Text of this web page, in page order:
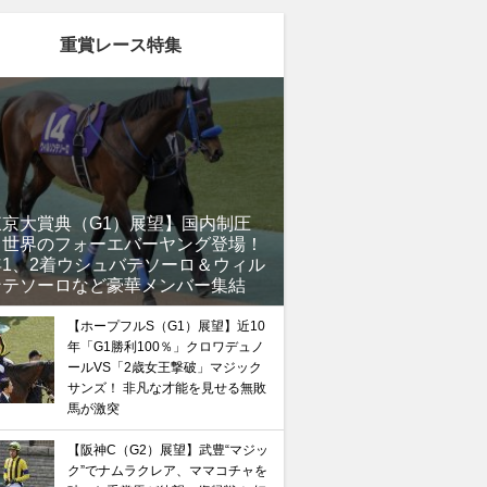
重賞レース特集
大賞典（G1）展望】国内制圧
界のフォーエバーヤング登場！
、2着ウシュバテソーロ＆ウィル
ソーロなど豪華メンバー集結
【ホープフルS（G1）展望】近10
年「G1勝利100％」クロワデュノ
ールVS「2歳女王撃破」マジック
サンズ！ 非凡な才能を見せる無敗
馬が激突
【阪神C（G2）展望】武豊“マジッ
ク”でナムラクレア、ママコチャを